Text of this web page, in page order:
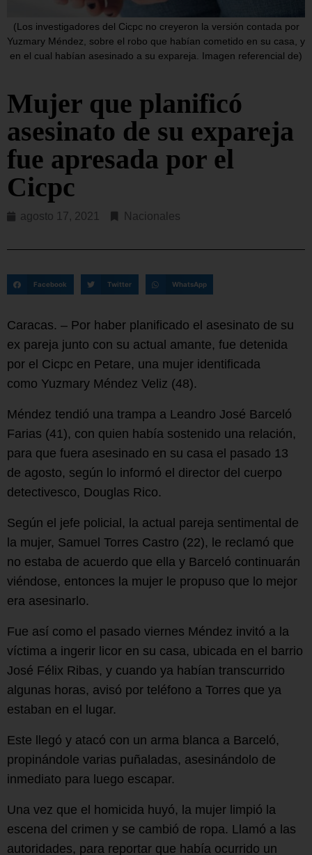
(Los investigadores del Cicpc no creyeron la versión contada por
Yuzmary Méndez, sobre el robo que habían cometido en su casa, y
en el cual habían asesinado a su expareja. Imagen referencial de)
Mujer que planificó
asesinato de su expareja
fue apresada por el
Cicpc
agosto 17, 2021 Nacionales
Facebook Twitter WhatsApp
Caracas. – Por haber planificado el asesinato de su
ex pareja junto con su actual amante, fue detenida
por el Cicpc en Petare, una mujer identificada
como Yuzmary Méndez Veliz (48).
Méndez tendió una trampa a Leandro José Barceló
Farias (41), con quien había sostenido una relación,
para que fuera asesinado en su casa el pasado 13
de agosto, según lo informó el director del cuerpo
detectivesco, Douglas Rico.
Según el jefe policial, la actual pareja sentimental de
la mujer, Samuel Torres Castro (22), le reclamó que
no estaba de acuerdo que ella y Barceló continuarán
viéndose, entonces la mujer le propuso que lo mejor
era asesinarlo.
Fue así como el pasado viernes Méndez invitó a la
víctima a ingerir licor en su casa, ubicada en el barrio
José Félix Ribas, y cuando ya habían transcurrido
algunas horas, avisó por teléfono a Torres que ya
estaban en el lugar.
Este llegó y atacó con un arma blanca a Barceló,
propinándole varias puñaladas, asesinándolo de
inmediato para luego escapar.
Una vez que el homicida huyó, la mujer limpió la
escena del crimen y se cambió de ropa. Llamó a las
autoridades, para reportar que había ocurrido un